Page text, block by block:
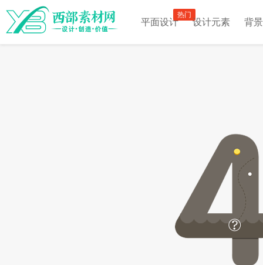
热门
平面设计 设计元素 背